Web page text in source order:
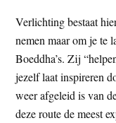
Verlichting bestaat
nemen maar om je te
Boeddha’s. Zij
jezelf laat inspireren
weer afgeleid is van
deze route de meest